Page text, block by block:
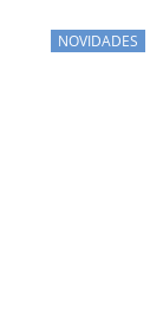
NOVIDADES